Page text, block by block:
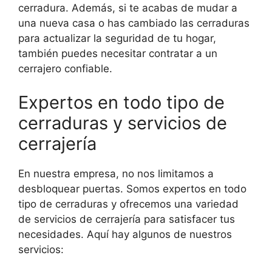
cerradura. Además, si te acabas de mudar a
una nueva casa o has cambiado las cerraduras
para actualizar la seguridad de tu hogar,
también puedes necesitar contratar a un
cerrajero confiable.
Expertos en todo tipo de
cerraduras y servicios de
cerrajería
En nuestra empresa, no nos limitamos a
desbloquear puertas. Somos expertos en todo
tipo de cerraduras y ofrecemos una variedad
de servicios de cerrajería para satisfacer tus
necesidades. Aquí hay algunos de nuestros
servicios: